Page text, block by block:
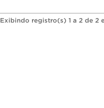
Exibindo registro(s) 1 a 2 de 2